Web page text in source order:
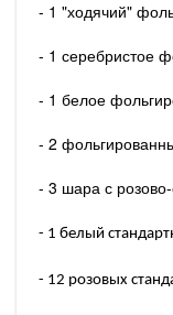
- 1 "ходячий"
- 1 серебристое
- 1 белое
- 2
- 3 шара с
- 1 белый
- 12 розовых